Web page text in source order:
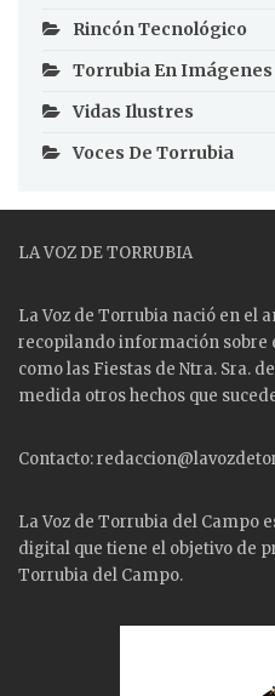
Rincón Tecnológico
Torrubia En Imágenes
Vidas Ilustres
Voces De Torrubia
LA VOZ DE TORRUBIA
La Voz de Torrubia nació en el
recopilando información sobre
como las Fiestas de Ntra. Sra.
medida otros hechos que
Contacto:
La Voz de Torrubia del Campo
digital que tiene el objetivo de
Torrubia del Campo.